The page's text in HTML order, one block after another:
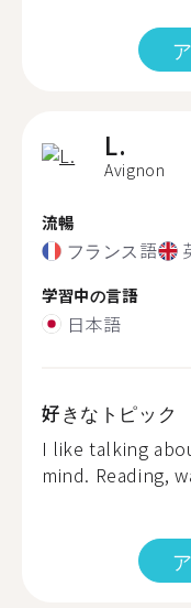
L.
Avignon
流暢
フランス語
学習中の言語
日本語
好きなトピック
I like talking
mind. Reading,